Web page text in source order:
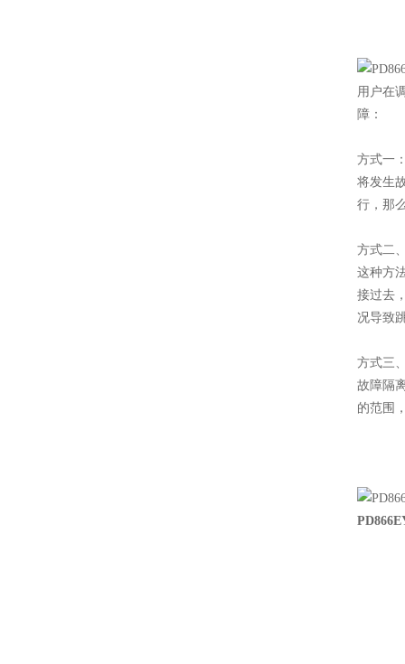
用户在
障：
方式一
将发生
行，那
方式二
这种方
接过去
况导致
方式三
故障隔
的范围